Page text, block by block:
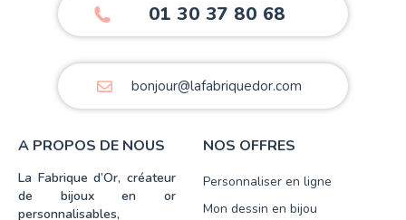
01 30 37 80 68
bonjour@lafabriquedor.com
A PROPOS DE NOUS
La Fabrique d’Or, créateur
de bijoux en or
personnalisables,
NOS OFFRES
Personnaliser en ligne
Mon dessin en bijou